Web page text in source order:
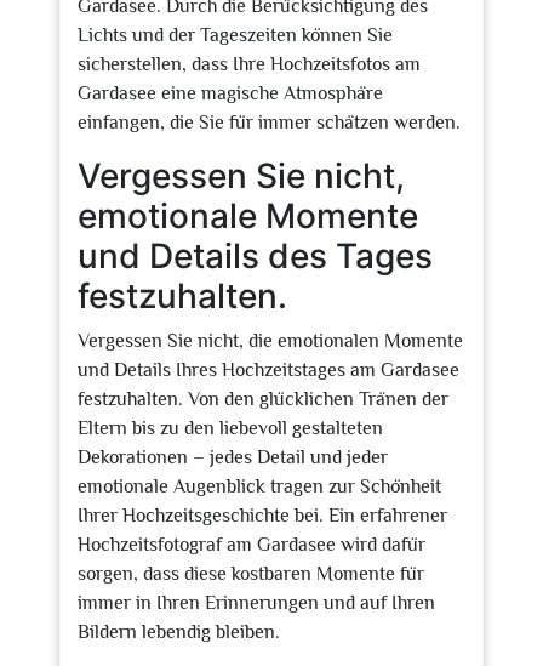
Gardasee. Durch die Berücksichtigung des
Lichts und der Tageszeiten können Sie
sicherstellen, dass Ihre Hochzeitsfotos am
Gardasee eine magische Atmosphäre
einfangen, die Sie für immer schätzen werden.
Vergessen Sie nicht,
emotionale Momente
und Details des Tages
festzuhalten.
Vergessen Sie nicht, die emotionalen Momente
und Details Ihres Hochzeitstages am Gardasee
festzuhalten. Von den glücklichen Tränen der
Eltern bis zu den liebevoll gestalteten
Dekorationen – jedes Detail und jeder
emotionale Augenblick tragen zur Schönheit
Ihrer Hochzeitsgeschichte bei. Ein erfahrener
Hochzeitsfotograf am Gardasee wird dafür
sorgen, dass diese kostbaren Momente für
immer in Ihren Erinnerungen und auf Ihren
Bildern lebendig bleiben.